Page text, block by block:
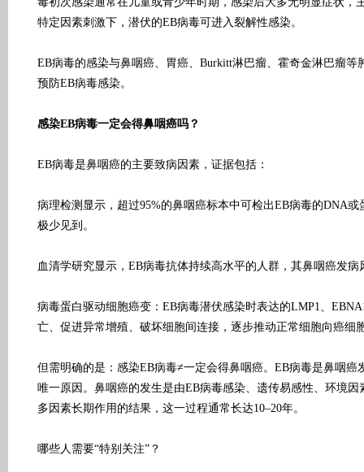
特定因素刺激下，潜伏的EB病毒可进入裂解性感染。
EB病毒的感染与鼻咽癌、胃癌、Burkitt淋巴瘤、霍奇金淋巴瘤等
预防EB病毒感染。
感染EB病毒一定会得鼻咽癌吗？
EB病毒是鼻咽癌的主要致病因素，证据包括：
病理检测显示，超过95%的鼻咽癌标本中可检出EB病毒的DNA
极少见到。
血清学研究显示，EB病毒抗体持续高水平的人群，其鼻咽癌发病
病毒蛋白驱动细胞癌变：EB病毒潜伏感染时表达的LMP1、
亡、促进异常增殖、破坏细胞间连接，逐步推动正常细胞向癌细
但需明确的是：感染EB病毒≠一定会得鼻咽癌。EB病毒是鼻咽癌
唯一原因。鼻咽癌的发生是由EB病毒感染、遗传易感性、环境
多因素长期作用的结果，这一过程通常长达10–20年。
哪些人需要“特别关注”？